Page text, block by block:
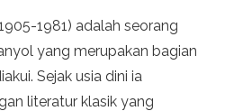
1981) adalah seorang
yang merupakan bagian
Sejak usia dini ia
literatur klasik yang